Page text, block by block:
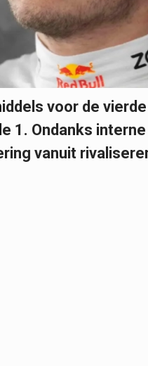
voor de
1. Ondanks interne
vanuit